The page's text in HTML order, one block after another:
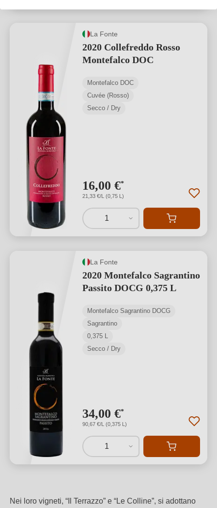
La Fonte
2020 Collefreddo Rosso
Montefalco DOC
Montefalco DOC
Cuvée (Rosso)
Secco / Dry
16,00 €*
21,33 €/L (0,75 L)
1
La Fonte
2020 Montefalco Sagrantino
Passito DOCG 0,375 L
Montefalco Sagrantino DOCG
Sagrantino
0,375 L
Secco / Dry
34,00 €*
90,67 €/L (0,375 L)
1
Nei loro vigneti, “Il Terrazzo” e “Le Colline”, si adottano